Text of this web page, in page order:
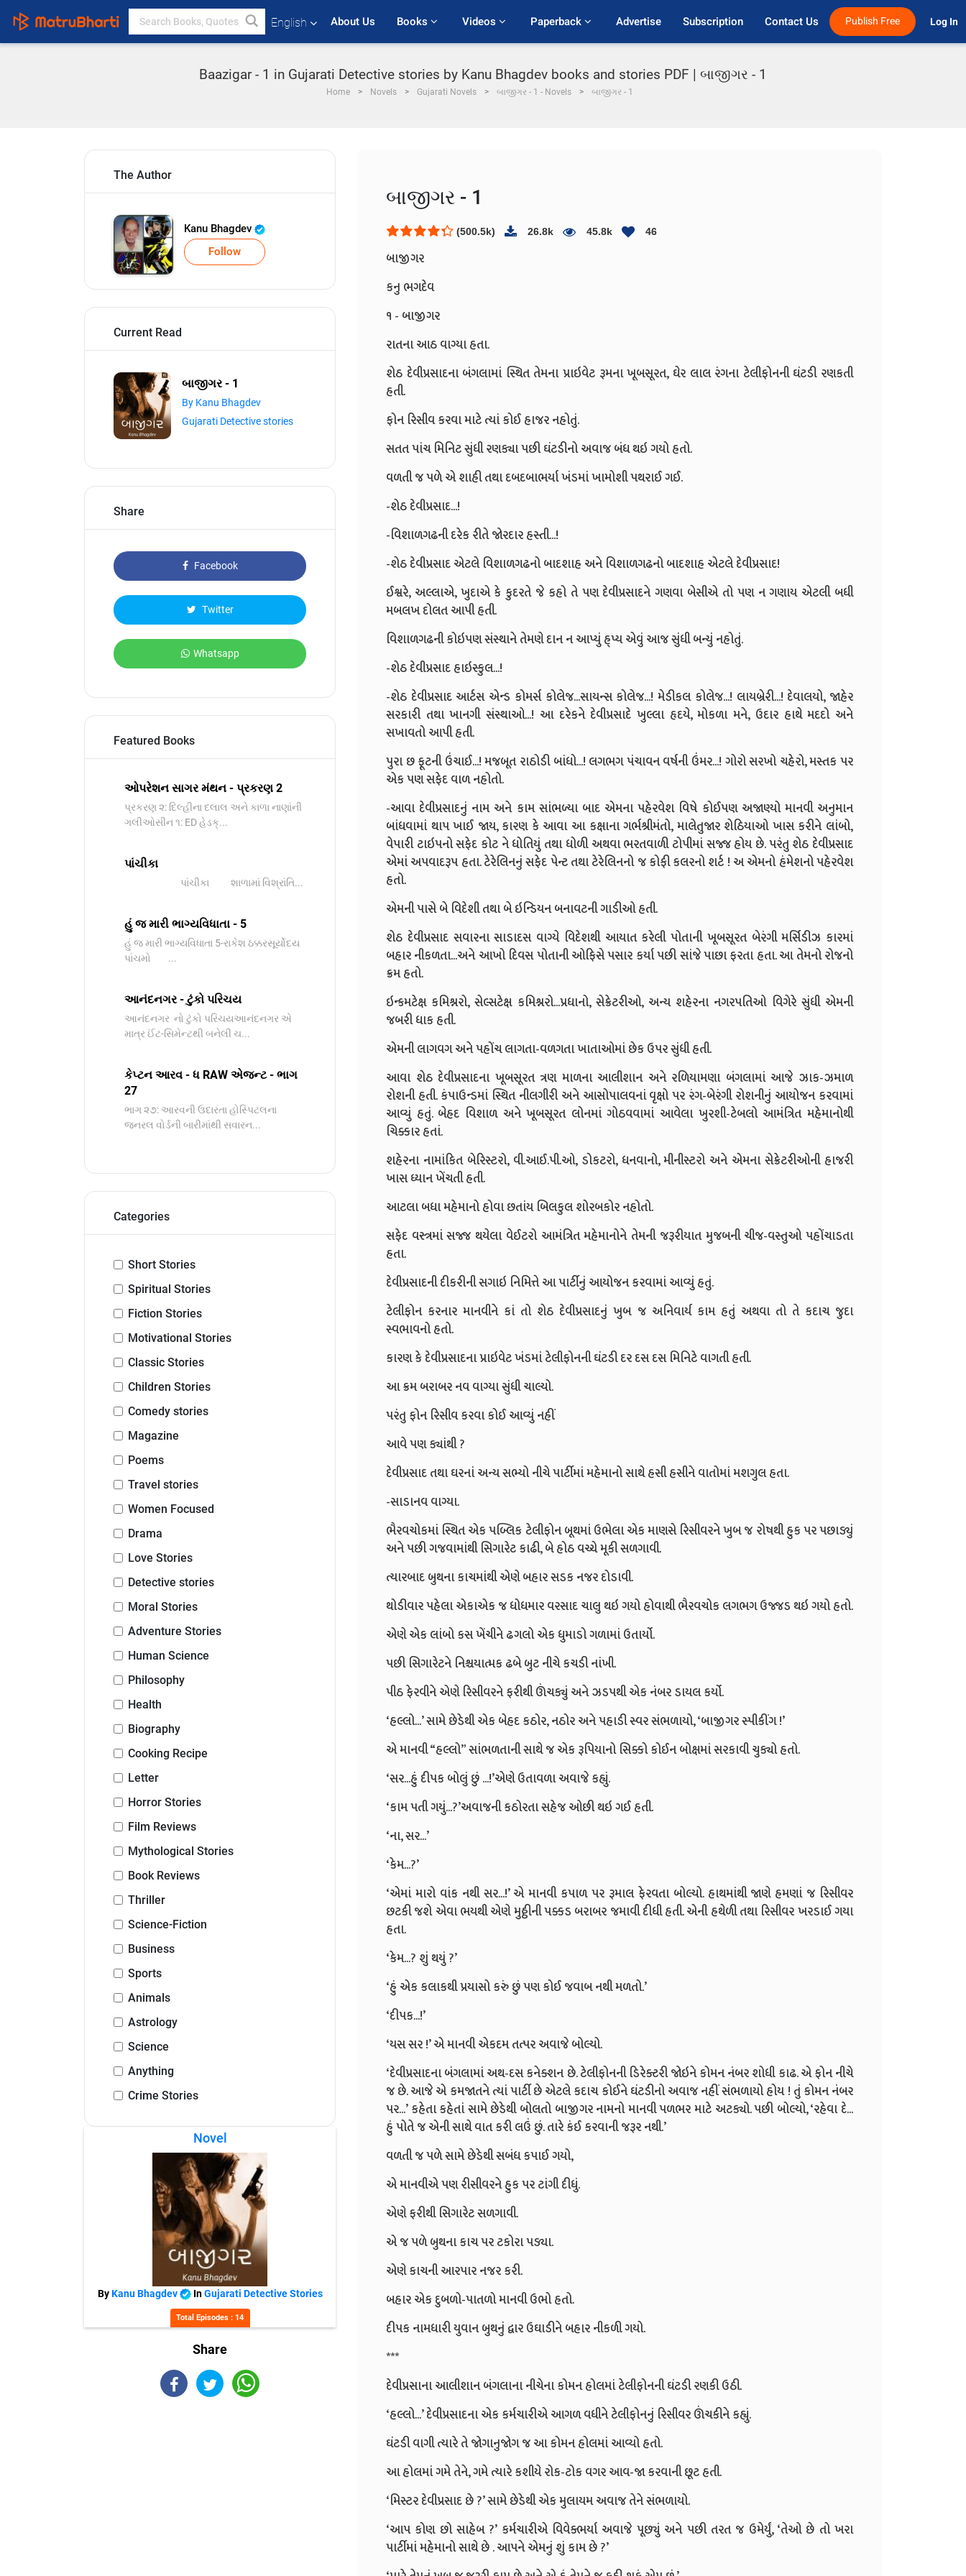
English About Us Books Videos Paperback Advertise Subscription Contact Us Publish Free Log In
Baazigar - 1 in Gujarati Detective stories by Kanu Bhagdev books and stories PDF | બાજીગર - 1
Home Novels Gujarati Novels બાજીગર - 1 - Novels બાજીગર - 1
The Author
Kanu Bhagdev
Follow
Current Read
બાજીગર - 1
By Kanu Bhagdev
Gujarati Detective stories
Share
Facebook
Twitter
Whatsapp
Featured Books
ઓપરેશન સાગર મંથન - પ્રકરણ 2
પ્રકરણ ૨: દિલ્હીના દલાલ અને કાળા નાણાંની
ગલીઓસીન ૧: ED હેડક્...
પાંચીકા
પાંચીકા શાળામાં વિશ્રાંતિ...
હું જ મારી ભાગ્યવિધાતા - 5
હું જ મારી ભાગ્યવિધાતા 5-રાકેશ ઠક્કરસૂર્યોદય
પાંચમો ...
આનંદનગર - ટુંકો પરિચય
આનંદનગર નો ટુંકો પરિચયઆનંદનગર એ
માત્ર ઈંટ-સિમેન્ટથી બનેલી ચ...
કેપ્ટન આરવ - ધ RAW એજન્ટ - ભાગ
27
ભાગ ૨૭: આરવની ઉદારતા હોસ્પિટલના
જનરલ વોર્ડની બારીમાંથી સવારન...
Categories
Short Stories
Spiritual Stories
Fiction Stories
Motivational Stories
Classic Stories
Children Stories
Comedy stories
Magazine
Poems
Travel stories
Women Focused
Drama
Love Stories
Detective stories
Moral Stories
Adventure Stories
Human Science
Philosophy
Health
Biography
Cooking Recipe
Letter
Horror Stories
Film Reviews
Mythological Stories
Book Reviews
Thriller
Science-Fiction
Business
Sports
Animals
Astrology
Science
Anything
Crime Stories
Novel
ByKanu Bhagdev InGujarati Detective Stories
Total Episodes : 14
Share
બાજીગર - 1
(500.5k) 26.8k 45.8k 46
બાજીગર
કનુ ભગદેવ
૧ - બાજીગર
રાતના આઠ વાગ્યા હતા.
શેઠ દેવીપ્રસાદના બંગલામાં સ્થિત તેમના પ્રાઇવેટ રૂમના ખૂબસૂરત, ઘેર લાલ રંગના ટેલીફોનની ઘંટડી રણકતી
હતી.
ફોન રિસીવ કરવા માટે ત્યાં કોઈ હાજર નહોતું.
સતત પાંચ મિનિટ સુંધી રણક્યા પછી ઘંટડીનો અવાજ બંધ થઇ ગયો હતો.
વળતી જ પળે એ શાહી તથા દબદબાભર્યા ખંડમાં ખામોશી પથરાઈ ગઈ.
-શેઠ દેવીપ્રસાદ...!
-વિશાળગઢની દરેક રીતે જોરદાર હસ્તી...!
-શેઠ દેવીપ્રસાદ એટલે વિશાળગઢનો બાદશાહ અને વિશાળગઢનો બાદશાહ એટલે દેવીપ્રસાદ!
ઈશ્વરે, અલ્લાએ, ખુદાએ કે કુદરતે જે કહો તે પણ દેવીપ્રસાદને ગણવા બેસીએ તો પણ ન ગણાય એટલી બધી
મબલખ દોલત આપી હતી.
વિશાળગઢની કોઇપણ સંસ્થાને તેમણે દાન ન આપ્યું હ્પ્ય એવું આજ સુંધી બન્યું નહોતું.
-શેઠ દેવીપ્રસાદ હાઇસ્કુલ...!
-શેઠ દેવીપ્રસાદ આર્ટસ એન્ડ કોમર્સ કોલેજ...સાયન્સ કોલેજ...! મેડીકલ કોલેજ...! લાયબ્રેરી...! દેવાલયો, જાહેર
સરકારી તથા ખાનગી સંસ્થાઓ...! આ દરેકને દેવીપ્રસાદે ખુલ્લા હૃદયે, મોકળા મને, ઉદાર હાથે મદદો અને
સખાવતો આપી હતી.
પુરા છ ફૂટની ઉંચાઈ...! મજબૂત રાઠોડી બાંધો...! લગભગ પંચાવન વર્ષની ઉંમર...! ગોરો સરખો ચહેરો, મસ્તક પર
એક પણ સફેદ વાળ નહોતો.
-આવા દેવીપ્રસાદનું નામ અને કામ સાંભળ્યા બાદ એમના પહેરવેશ વિષે કોઈપણ અજાણ્યો માનવી અનુમાન
બાંધવામાં થાપ ખાઈ જાય, કારણ કે આવા આ કક્ષાના ગર્ભશ્રીમંતો, માલેતુજાર શેઠિયાઓ ખાસ કરીને લાંબો,
વેપારી ટાઇપનો સફેદ કોટ ને ધોતિયું તથા ધોળી અથવા ભરતવાળી ટોપીમાં સજ્જ હોય છે. પરંતુ શેઠ દેવીપ્રસાદ
એમાં અપવાદરૂપ હતા. ટેરેલિનનું સફેદ પેન્ટ તથા ટેરેલિનનો જ કોફી કલરનો શર્ટ ! અ એમનો હંમેશનો પહેરવેશ
હતો.
એમની પાસે બે વિદેશી તથા બે ઇન્ડિયન બનાવટની ગાડીઓ હતી.
શેઠ દેવીપ્રસાદ સવારના સાડાદસ વાગ્યે વિદેશથી આયાત કરેલી પોતાની ખૂબસૂરત બેરંગી મર્સિડીઝ કારમાં
બહાર નીકળતા...અને આખો દિવસ પોતાની ઓફિસે પસાર કર્યા પછી સાંજે પાછા ફરતા હતા. આ તેમનો રોજનો
ક્રમ હતો.
ઇન્કમટેક્ષ કમિશ્નરો, સેલ્સટેક્ષ કમિશ્નરો...પ્રધાનો, સેક્રેટરીઓ, અન્ય શહેરના નગરપતિઓ વિગેરે સુંધી એમની
જબરી ધાક હતી.
એમની લાગવગ અને પહોંચ લાગતા-વળગતા ખાતાઓમાં છેક ઉપર સુંધી હતી.
આવા શેઠ દેવીપ્રસાદના ખૂબસૂરત ત્રણ માળના આલીશાન અને રળિયામણા બંગલામાં આજે ઝાક-ઝમાળ
રોશની હતી. કંપાઉન્ડમાં સ્થિત નીલગીરી અને આસોપાલવનાં વૃક્ષો પર રંગ-બેરંગી રોશનીનું આયોજન કરવામાં
આવ્યું હતું. બેહદ વિશાળ અને ખૂબસૂરત લોનમાં ગોઠવવામાં આવેલા ખુરશી-ટેબલો આમંત્રિત મહેમાનોથી
ચિક્કાર હતાં.
શહેરના નામાંકિત બેરિસ્ટરો, વી.આઈ.પી.ઓ, ડોકટરો, ધનવાનો, મીનીસ્ટરો અને એમના સેક્રેટરીઓની હાજરી
ખાસ ધ્યાન ખેંચતી હતી.
આટલા બધા મહેમાનો હોવા છતાંય બિલકુલ શોરબકોર નહોતો.
સફેદ વસ્ત્રમાં સજ્જ થયેલા વેઈટરો આમંત્રિત મહેમાનોને તેમની જરૂરીયાત મુજબની ચીજ-વસ્તુઓ પહોંચાડતા
હતા.
દેવીપ્રસાદની દીકરીની સગાઇ નિમિત્તે આ પાર્ટીનું આયોજન કરવામાં આવ્યું હતું.
ટેલીફોન કરનાર માનવીને કાં તો શેઠ દેવીપ્રસાદનું ખુબ જ અનિવાર્ય કામ હતું અથવા તો તે કદાચ જુદા
સ્વભાવનો હતો.
કારણ કે દેવીપ્રસાદના પ્રાઇવેટ ખંડમાં ટેલીફોનની ઘંટડી દર દસ દસ મિનિટે વાગતી હતી.
આ ક્રમ બરાબર નવ વાગ્યા સુંધી ચાલ્યો.
પરંતુ ફોન રિસીવ કરવા કોઈ આવ્યું નહીં
આવે પણ ક્યાંથી ?
દેવીપ્રસાદ તથા ઘરનાં અન્ય સભ્યો નીચે પાર્ટીમાં મહેમાનો સાથે હસી હસીને વાતોમાં મશગુલ હતા.
-સાડાનવ વાગ્યા.
ભૈરવચોકમાં સ્થિત એક પબ્લિક ટેલીફોન બૂથમાં ઉભેલા એક માણસે રિસીવરને ખુબ જ રોષથી હુક પર પછાડ્યું
અને પછી ગજવામાંથી સિગારેટ કાઢી, બે હોઠ વચ્ચે મૂકી સળગાવી.
ત્યારબાદ બુથના કાચમાંથી એણે બહાર સડક નજર દોડાવી.
થોડીવાર પહેલા એકાએક જ ધોધમાર વરસાદ ચાલુ થઇ ગયો હોવાથી ભૈરવચોક લગભગ ઉજ્જડ થઇ ગયો હતો.
એણે એક લાંબો કસ ખેંચીને ઢગલો એક ધુમાડો ગળામાં ઉતાર્યો.
પછી સિગારેટને નિશ્ચયાત્મક ઢબે બુટ નીચે કચડી નાંખી.
પીઠ ફેરવીને એણે રિસીવરને ફરીથી ઊંચક્યું અને ઝડપથી એક નંબર ડાયલ કર્યો.
‘હલ્લો...’ સામે છેડેથી એક બેહદ કઠોર, નઠોર અને પહાડી સ્વર સંભળાયો, ‘બાજીગર સ્પીકીંગ !’
એ માનવી “હલ્લો” સાંભળતાની સાથે જ એક રૂપિયાનો સિક્કો કોઈન બોક્ષમાં સરકાવી ચુક્યો હતો.
‘સર...હું દીપક બોલું છું ...!’એણે ઉતાવળા અવાજે કહ્યું.
‘કામ પતી ગયું...?’અવાજની કઠોરતા સહેજ ઓછી થઇ ગઈ હતી.
‘ના, સર...’
‘કેમ...?’
‘એમાં મારો વાંક નથી સર...!’ એ માનવી કપાળ પર રૂમાલ ફેરવતા બોલ્યો. હાથમાંથી જાણે હમણાં જ રિસીવર
છટકી જશે એવા ભયથી એણે મુઠ્ઠીની પક્કડ બરાબર જમાવી દીધી હતી. એની હથેળી તથા રિસીવર ખરડાઈ ગયા
હતા.
‘કેમ...? શું થયું ?’
‘હું એક કલાકથી પ્રયાસો કરું છું પણ કોઈ જવાબ નથી મળતો.’
‘દીપક...!’
‘યસ સર !’ એ માનવી એકદમ તત્પર અવાજે બોલ્યો.
‘દેવીપ્રસાદના બંગલામાં અથ-દસ કનેક્શન છે. ટેલીફોનની ડિરેક્ટરી જોઇને કોમન નંબર શોધી કાઢ. એ ફોન નીચે
જ છે. આજે એ કમજાતને ત્યાં પાર્ટી છે એટલે કદાચ કોઈને ઘંટડીનો અવાજ નહીં સંભળાયો હોય ! તું કોમન નંબર
પર...’ કહેતા કહેતાં સામે છેડેથી બોલતો બાજીગર નામનો માનવી પળભર માટે અટક્યો. પછી બોલ્યો, ‘રહેવા દે...
હું પોતે જ એની સાથે વાત કરી લઉં છું. તારે કંઈ કરવાની જરૂર નથી.’
વળતી જ પળે સામે છેડેથી સબંધ કપાઈ ગયો,
એ માનવીએ પણ રીસીવરને હુક પર ટાંગી દીધું.
એણે ફરીથી સિગારેટ સળગાવી.
એ જ પળે બુથના કાચ પર ટકોરા પડ્યા.
એણે કાચની આરપાર નજર કરી.
બહાર એક દુબળો-પાતળો માનવી ઉભો હતો.
દીપક નામધારી યુવાન બુથનું દ્વાર ઉઘાડીને બહાર નીકળી ગયો.
***
દેવીપ્રસાના આલીશાન બંગલાના નીચેના કોમન હોલમાં ટેલીફોનની ઘંટડી રણકી ઉઠી.
‘હલ્લો...’ દેવીપ્રસાદના એક કર્મચારીએ આગળ વધીને ટેલીફોનનું રિસીવર ઊંચકીને કહ્યું.
ઘંટડી વાગી ત્યારે તે જોગાનુજોગ જ આ કોમન હોલમાં આવ્યો હતો.
આ હોલમાં ગમે તેને, ગમે ત્યારે કશીયે રોક-ટોક વગર આવ-જા કરવાની છૂટ હતી.
‘મિસ્ટર દેવીપ્રસાદ છે ?’ સામે છેડેથી એક મુલાયમ અવાજ તેને સંભળાયો.
‘આપ કોણ છો સાહેબ ?’ કર્મચારીએ વિવેક્ભર્યા અવાજે પૂછ્યું અને પછી તરત જ ઉમેર્યું, ‘તેઓ છે તો ખરા
પાર્ટીમાં મહેમાનો સાથે છે . આપને એમનું શું કામ છે ?’